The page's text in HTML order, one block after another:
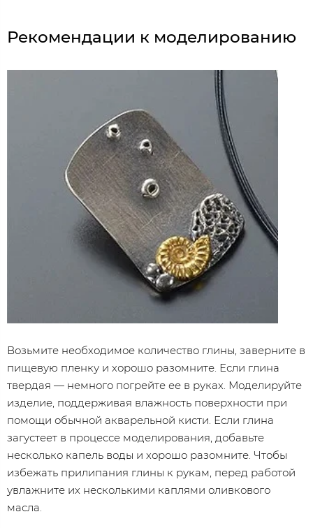
Рекомендации к моделированию
Возьмите необходимое количество глины, заверните в
пищевую пленку и хорошо разомните. Если глина
твердая — немного погрейте ее в руках. Моделируйте
изделие, поддерживая влажность поверхности при
помощи обычной акварельной кисти. Если глина
загустеет в процессе моделирования, добавьте
несколько капель воды и хорошо разомните. Чтобы
избежать прилипания глины к рукам, перед работой
увлажните их несколькими каплями оливкового
масла.